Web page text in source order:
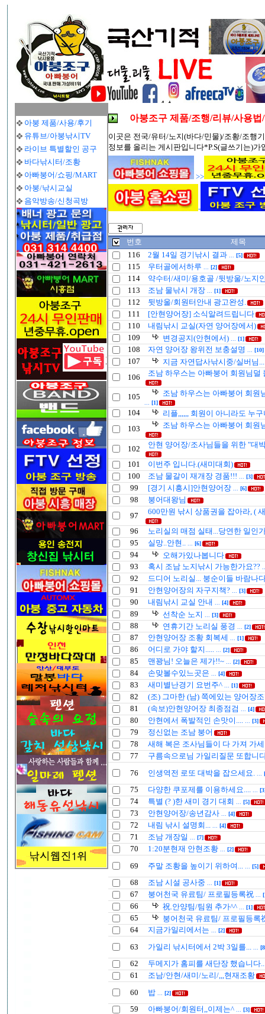
아붕 제품/사용/후기
유튜브/아붕낚시TV
라이브 특별할인 공구
바다낚시터/조황
아빠붕어/쇼핑/MART
아붕/낚시교실
음악방송/신청곡방
아붕조구 제품/조행/리뷰/사용법
이곳은 전국/유터/노지(바다/민물)/조황/조행
정보를 올리는 게시판입니다*P.S(글쓰기는)가
>>
-
번호
제목
116
2월 14일 경기낚시 결과 [5]
115 우터골에서하루 [2]
114
약수터/새미/용호골 /뒷방울/노지
113
조남 물낚시 개장 [1]
112
뒷방울/회원터안내 광고완성.
111
[안현양어장] 소식알려드립니다
110
내림낚시 교실(자연 양어장에서)
109
변경공지(안현에서) [1]
108 자연 양어장 왕위전 보충설명 [10]
107
지금 자연답사낚시중/실버님...
106
조남 하우스는 아빠붕어 회원님덜
105 조남 하우스는 아빠붕어 회원
[1]
104
리플,,,,,, 회원이 아니라도 누
103
조남 하우스는 아빠붕어 회원
102 안현 양어장/조사님들을 위한 "대
101
이번주 입니다.(새미대회)
100
조남 물갈이 재개장 경품!!! [3]
99 [경기 시흥시]안현양어장 [6]
98
붕어대왕님
97
600만원 낚시 상품권을 잡아라, (
96
노리실의 매점 실태...당연한 일인
95
실망..안현.. [6]
94
오해가있나봅니다
93
혹시 조남 노지낚시 가능한가요??
92
드디어 노리실... 붕순이들 바람나
91
안현양어장의 자구지책? [3]
90 내림낚시 교실 안내 [4]
89 선착순 노지 [3]
88 연휴기간 노리실 풍경 [2]
87 안현양어장 조황 회복세 [1]
86 어디로 가야 할지..... [2]
85 맨꽝님! 오늘은 제가!!~ [2]
84 손맞볼수있느곳은 [4]
83 새미별난경기 요번주^ [1]
82
(조) 그마한 (남) 쪽에있는 양어장
81
(속보)안현양어장 최종점검 [4]
80 안현에서 폭발적인 손맛이.... [3]
79
정신없는 조남 붕어
78
새해 복은 조사님들이 다 가져 가
77
구름속으로님 가일리질문 또합니
76
인생역전 로또 대박을 잡으세요.
75 다양한 쿠포제를 이용하세요....
74 특별 (? )한 새미 경기 대회 [5]
73 안현양어장/송년감사 [4]
72 내림 낚시 설명회... [4]
71 조남 개장일 [7]
70 1:20분현재 안현조황 [2]
69 주말 조황을 높이기 위하여... [5]
68 조남 시설 공사중 [1]
67 붕어천국 유료팀/ 프로필등록祝
66 祝.안양팀/팀원 추가^^ [1]
65
붕어천국 유료팀/ 프로필등록
64
지금가일리에서는 [2]
63 가일리 낚시터에서 2박 3일를...
62
두메지가 홈피를 새단장 했습니다
61
조남/안현/새미/노리/,,,현재조황
60
밥 [2]
59 아빠붕어/회원터,,이제는^ [3]